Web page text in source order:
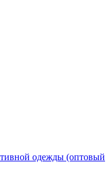
одежды (оптовый